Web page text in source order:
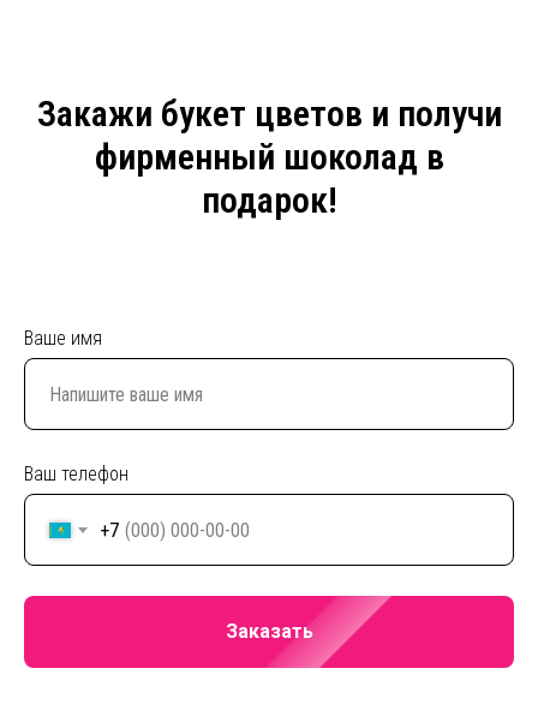
Закажи букет цветов и получи
фирменный шоколад в
подарок!
Ваше имя
Ваш телефон
+7
Заказать